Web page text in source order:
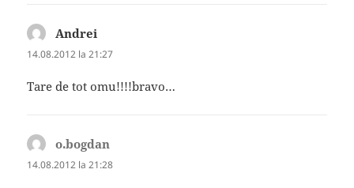
Andrei
14.08.2012 la 21:27
Tare de tot omu!!!!bravo…
o.bogdan
14.08.2012 la 21:28